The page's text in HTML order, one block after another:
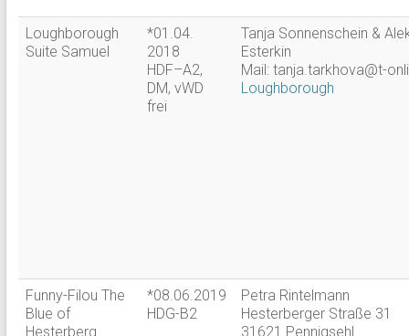
Loughborough
Suite Samuel
*01.04.
2018
HDF–A2,
DM, vWD
frei
Tanja Sonnenschein &
Esterkin
Mail: tanja.tarkhova@t-
Loughborough
Funny-Filou The
Blue of
Hesterberg
*08.06.2019
HDG-B2
Petra Rintelmann
Hesterberger Straße 31
31621 Pennigsehl